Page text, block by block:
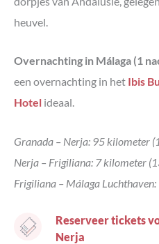
heuvel.
Overnachting in Málaga (1
een overnachting in het Ibis
Hotel ideaal.
Granada – Nerja: 95 kilometer
Nerja – Frigiliana: 7 kilometer
Frigiliana – Málaga
Reserveer tickets
Nerja